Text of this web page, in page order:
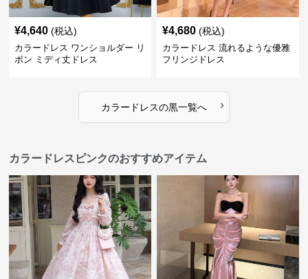
¥4,640 (税込)
カラードレス ワンショルダー リ
ボン ミディ丈ドレス
¥4,680 (税込)
カラードレス 流れるような優雅
フリンジドレス
カラードレスの黒一覧へ ›
カラードレスピンクのおすすめアイテム